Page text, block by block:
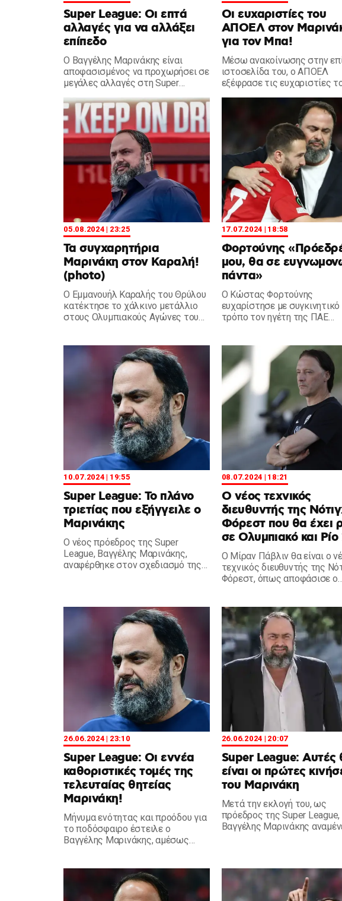
Super League: Οι επτά
αλλαγές για να αλλάξει
επίπεδο
Ο Βαγγέλης Μαρινάκης είναι
αποφασισμένος να προχωρήσει σε
μεγάλες αλλαγές στη Super
στην πρώτη δεκάδα των
κορυφαίων ευρωπαϊκών
πρωταθλημάτων.
Οι ευχαριστίες του
ΑΠΟΕΛ στον
για τον Μπα!
Μέσω ανακοίνωσης στην
ιστοσελίδα του, ο ΑΠΟΕΛ
εξέφρασε τις ευχαριστίες
05.08.2024 | 23:25
Τα συγχαρητήρια
Μαρινάκη στον Καραλή!
(photo)
Ο Εμμανουήλ Καραλής του Θρύλου
κατέκτησε το χάλκινο μετάλλιο
στους Ολυμπιακούς Αγώνες του
συγχαρεί άμεσα!
17.07.2024 | 18:58
Φορτούνης
μου, θα σε
πάντα»
Ο Κώστας Φορτούνης
ευχαρίστησε με συγκινητικό
τρόπο τον ηγέτη της ΠΑΕ
10.07.2024 | 19:55
Super League: Το πλάνο
τριετίας που εξήγγειλε ο
Μαρινάκης
Ο νέος πρόεδρος της Super
League, Βαγγέλης Μαρινάκης,
αναφέρθηκε στον σχεδιασμό της
τηλεοπτική διαχείριση.
08.07.2024 | 18:21
Ο νέος τεχνικός
διευθυντής της
Φόρεστ που θα έχει
σε Ολυμπιακό και
Ο Μίραν Πάβλιν θα είναι ο
τεχνικός διευθυντής της
Φόρεστ, όπως αποφάσισε ο
26.06.2024 | 23:10
Super League: Οι εννέα
καθοριστικές τομές της
τελευταίας θητείας
Μαρινάκη!
Μήνυμα ενότητας και προόδου για
το ποδόσφαιρο έστειλε ο
Βαγγέλης Μαρινάκης, αμέσως
εννέα τομές που πρόλαβε να κάνει
στην προηγούμενη θητεία του.
26.06.2024 | 20:07
Super League: Αυτές
είναι οι πρώτες
του Μαρινάκη
Μετά την εκλογή του, ως
πρόεδρος της Super League,
Βαγγέλης Μαρινάκης